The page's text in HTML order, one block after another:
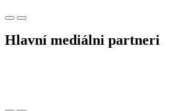
Hlavní mediálni partneri